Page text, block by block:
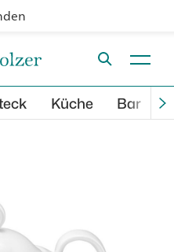
Küche Bar